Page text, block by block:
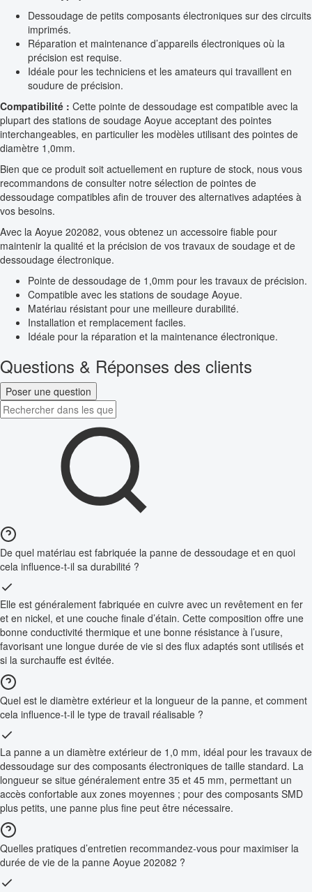
Dessoudage de petits composants électroniques sur des circuits
imprimés.
Réparation et maintenance d’appareils électroniques où la
précision est requise.
Idéale pour les techniciens et les amateurs qui travaillent en
soudure de précision.
Compatibilité : Cette pointe de dessoudage est compatible avec la
plupart des stations de soudage Aoyue acceptant des pointes
interchangeables, en particulier les modèles utilisant des pointes de
diamètre 1,0mm.
Bien que ce produit soit actuellement en rupture de stock, nous vous
recommandons de consulter notre sélection de pointes de
dessoudage compatibles afin de trouver des alternatives adaptées à
vos besoins.
Avec la Aoyue 202082, vous obtenez un accessoire fiable pour
maintenir la qualité et la précision de vos travaux de soudage et de
dessoudage électronique.
Pointe de dessoudage de 1,0mm pour les travaux de précision.
Compatible avec les stations de soudage Aoyue.
Matériau résistant pour une meilleure durabilité.
Installation et remplacement faciles.
Idéale pour la réparation et la maintenance électronique.
Questions & Réponses des clients
Poser une question
De quel matériau est fabriquée la panne de dessoudage et en quoi
cela influence-t-il sa durabilité ?
Elle est généralement fabriquée en cuivre avec un revêtement en fer
et en nickel, et une couche finale d’étain. Cette composition offre une
bonne conductivité thermique et une bonne résistance à l’usure,
favorisant une longue durée de vie si des flux adaptés sont utilisés et
si la surchauffe est évitée.
Quel est le diamètre extérieur et la longueur de la panne, et comment
cela influence-t-il le type de travail réalisable ?
La panne a un diamètre extérieur de 1,0 mm, idéal pour les travaux de
dessoudage sur des composants électroniques de taille standard. La
longueur se situe généralement entre 35 et 45 mm, permettant un
accès confortable aux zones moyennes ; pour des composants SMD
plus petits, une panne plus fine peut être nécessaire.
Quelles pratiques d’entretien recommandez-vous pour maximiser la
durée de vie de la panne Aoyue 202082 ?